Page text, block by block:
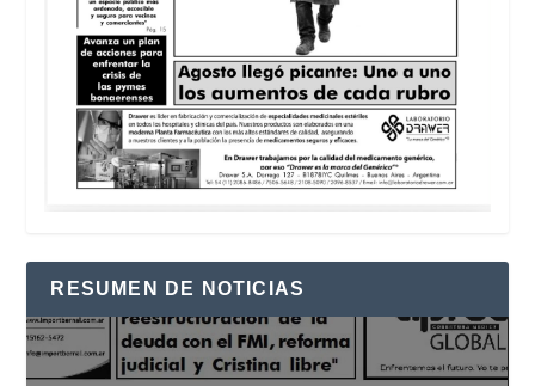
RESUMEN DE NOTICIAS
Reproductor
de
vídeo